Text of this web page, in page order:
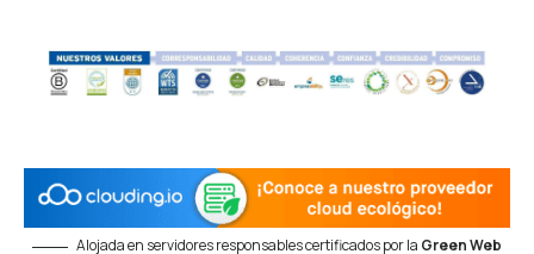
Alojada en servidores responsables certificados por la Green Web